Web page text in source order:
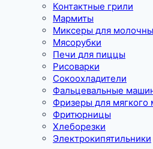
Контактные грили
Мармиты
Миксеры для
Мясорубки
Печи для пиццы
Рисоварки
Сокоохладители
Фальцевальные
Фризеры для
Фритюрницы
Хлеборезки
Электрокипятильники